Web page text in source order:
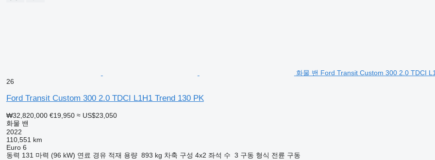
화물 밴 Ford Transit Custom 300 2.0 TDCI
26
Ford Transit Custom 300 2.0 TDCI L1H1 Trend 130 PK
₩32,820,000 €19,950 ≈ US$23,050
화물 밴
2022
110,551 km
Euro 6
동력 131 마력 (96 kW) 연료 경유 적재 용량 893 kg 차축 구성 4x2 좌석 수 3 구동 형식 전륜 구동